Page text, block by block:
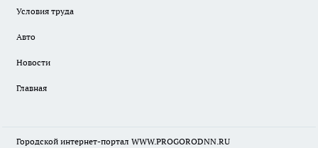
Условия труда
Авто
Новости
Главная
Городской интернет-портал WWW.PROGORODNN.RU